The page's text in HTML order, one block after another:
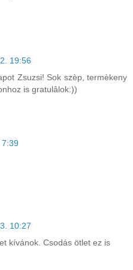
19:56
Zsuzsi! Sok szèp, termèkeny
is gratulâlok:))
7:39
10:27
kívánok. Csodás ötlet ez is